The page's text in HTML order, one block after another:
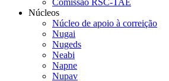
Núcleos
Núcleo de apoio à correição
Nugai
Nugeds
Neabi
Napne
Nupav